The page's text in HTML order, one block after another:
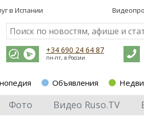
в Испании
+34 690 24 64 87
пн-пт, в России
Объявления
Фото Видео Ruso.TV